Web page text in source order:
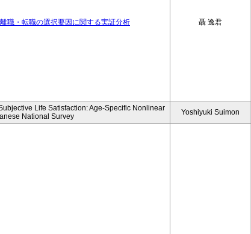
職・転職の選択要因に関する実証分析 聶 逸君
Life Satisfaction: Age-Specific Nonlinear
National Survey
Yoshiyuki Suimon